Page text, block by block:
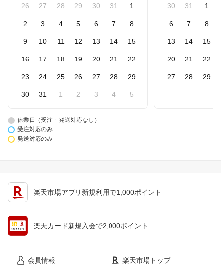
26 27 28 29 30 31 1
2 3 4 5 6 7 8
9 10 11 12 13 14 15
16 17 18 19 20 21 22
23 24 25 26 27 28 29
30 31 1 2 3 4 5
30 31 1
6 7 8
13 14 15
20 21 22
27 28 29
休業日（受注・発送対応なし）
受注対応のみ
発送対応のみ
楽天市場アプリ新規利用で1,000ポイント
楽天カード新規入会で2,000ポイント
会員情報 楽天市場トップ